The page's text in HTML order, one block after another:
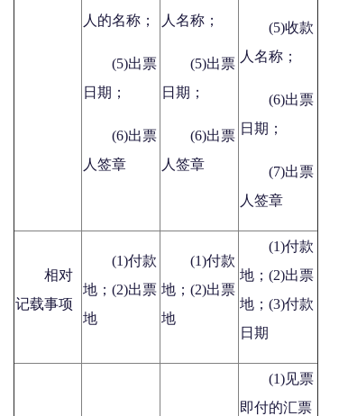
人的名称；
(5)出票
日期；
(6)出票
人签章
人名称；
(5)出票
日期；
(6)出票
人签章
(5)收款
人名称；
(6)出票
日期；
(7)出票
人签章
相对
记载事项
(1)付款
地；(2)出票
地
(1)付款
地；(2)出票
地
(1)付款
地；(2)出票
地；(3)付款
日期
(1)见票
即付的汇票